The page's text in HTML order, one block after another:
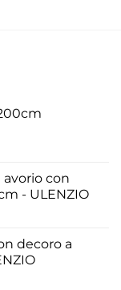
con
- ULENZIO
decoro a